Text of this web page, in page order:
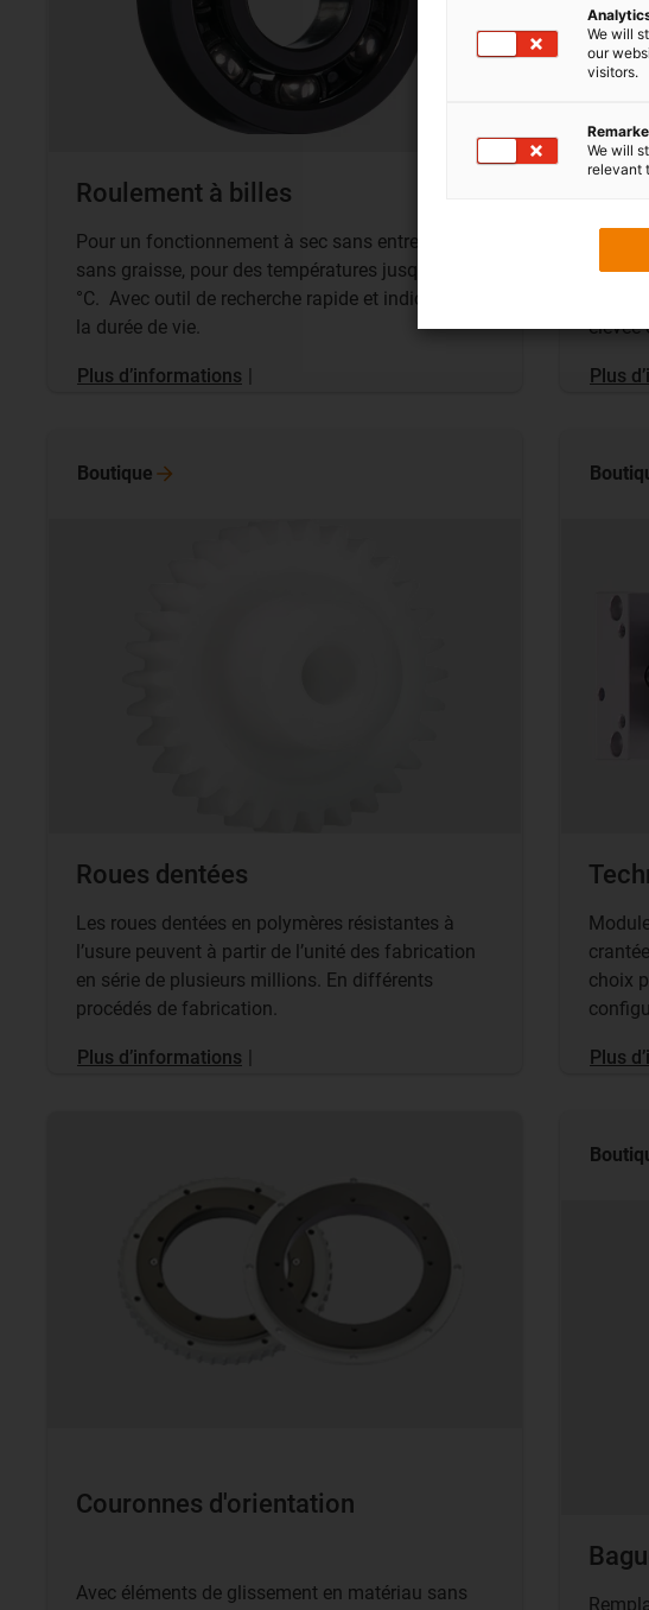
Roulement à billes
Pour un fonctionnement à sec sans entretien,
sans graisse, pour des températures jusqu’à 150
°C. Avec outil de recherche rapide et indication de
la durée de vie.
Plus d’informations |
élevée
Plus
Roues dentées
Les roues dentées en polymères résistantes à
l’usure peuvent à partir de l’unité des fabrication
en série de plusieurs millions. En différents
procédés de fabrication.
Plus d’informations
Boutique
choix
Plus
Couronnes d'orientation
Avec éléments de glissement en matériau sans
We will
our
visitors.
We will
relevant